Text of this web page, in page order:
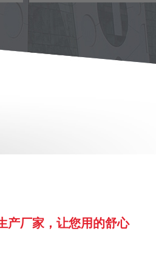
产厂家，让您用的舒心